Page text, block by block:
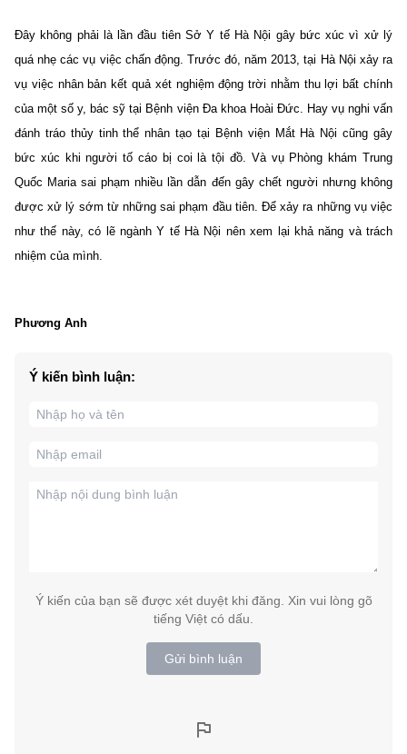
Đây không phải là lần đầu tiên Sở Y tế Hà Nội gây bức xúc vì xử lý
quá nhẹ các vụ việc chấn động. Trước đó, năm 2013, tại Hà Nội xảy ra
vụ việc nhân bản kết quả xét nghiệm động trời nhằm thu lợi bất chính
của một số y, bác sỹ tại Bệnh viện Đa khoa Hoài Đức. Hay vụ nghi vấn
đánh tráo thủy tinh thể nhân tạo tại Bệnh viện Mắt Hà Nội cũng gây
bức xúc khi người tố cáo bị coi là tội đồ. Và vụ Phòng khám Trung
Quốc Maria sai phạm nhiều lần dẫn đến gây chết người nhưng không
được xử lý sớm từ những sai phạm đầu tiên. Để xảy ra những vụ việc
như thế này, có lẽ ngành Y tế Hà Nội nên xem lại khả năng và trách
nhiệm của mình.
Phương Anh
Ý kiến bình luận:
Ý kiến của bạn sẽ được xét duyệt khi đăng. Xin vui lòng gõ
tiếng Việt có dấu.
Gửi bình luận